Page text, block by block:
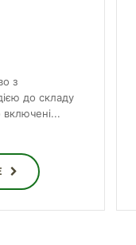
з
до складу
включені...